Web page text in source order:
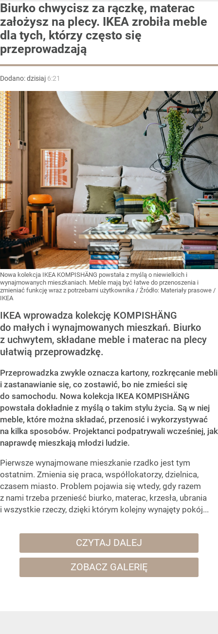
Biurko chwycisz za rączkę, materac
założysz na plecy. IKEA zrobiła meble
dla tych, którzy często się
przeprowadzają
Dodano:dzisiaj 6:21
Nowa kolekcja IKEA KOMPISHÄNG powstała z myślą o niewielkich i
wynajmowanych mieszkaniach. Meble mają być łatwe do przenoszenia i
zmieniać funkcję wraz z potrzebami użytkownika / Źródło: Materiały prasowe /
IKEA
IKEA wprowadza kolekcję KOMPISHÄNG
do małych i wynajmowanych mieszkań. Biurko
z uchwytem, składane meble i materac na plecy
ułatwią przeprowadzkę.
Przeprowadzka zwykle oznacza kartony, rozkręcanie mebli
i zastanawianie się, co zostawić, bo nie zmieści się
do samochodu. Nowa kolekcja IKEA KOMPISHÄNG
powstała dokładnie z myślą o takim stylu życia. Są w niej
meble, które można składać, przenosić i wykorzystywać
na kilka sposobów. Projektanci podpatrywali wcześniej, jak
naprawdę mieszkają młodzi ludzie.
Pierwsze wynajmowane mieszkanie rzadko jest tym
ostatnim. Zmienia się praca, współlokatorzy, dzielnica,
czasem miasto. Problem pojawia się wtedy, gdy razem
z nami trzeba przenieść biurko, materac, krzesła, ubrania
i wszystkie rzeczy, dzięki którym kolejny wynajęty pokój...
CZYTAJ DALEJ
ZOBACZ GALERIĘ